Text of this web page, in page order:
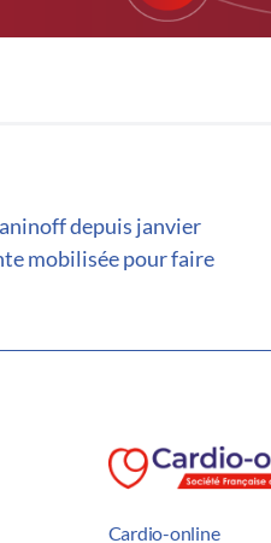
depuis janvier
mobilisée pour faire
Cardio-online